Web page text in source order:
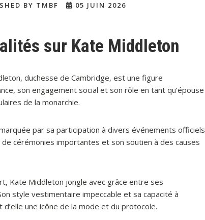
BY TMBF 05 JUIN 2026
sur Kate Middleton
duchesse de Cambridge, est une figure
son engagement social et son rôle en tant qu’épouse
de la monarchie.
par sa participation à divers événements officiels
cérémonies importantes et son soutien à des causes
Kate Middleton jongle avec grâce entre ses
style vestimentaire impeccable et sa capacité à
une icône de la mode et du protocole.